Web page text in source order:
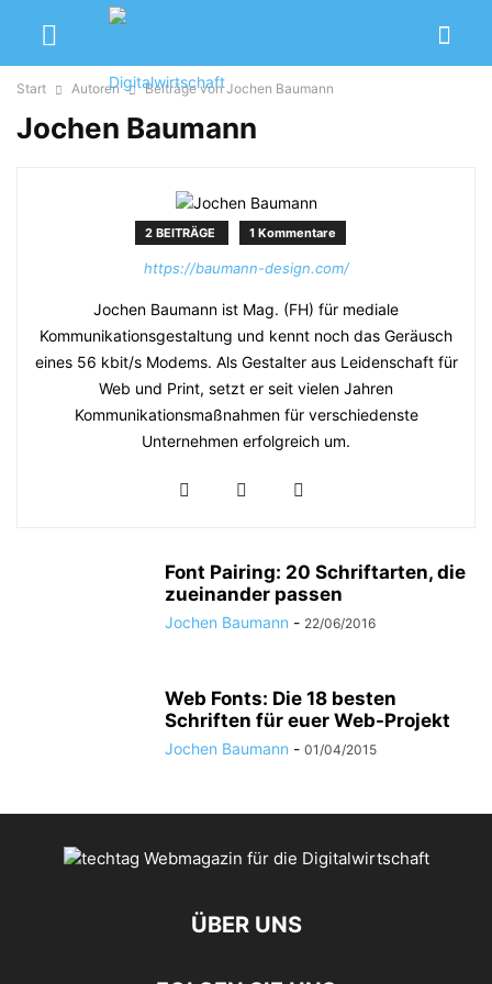
Start Autoren Beiträge von Jochen Baumann
Jochen Baumann
2 BEITRÄGE 1 Kommentare
https://baumann-design.com/
Jochen Baumann ist Mag. (FH) für mediale
Kommunikationsgestaltung und kennt noch das Geräusch
eines 56 kbit/s Modems. Als Gestalter aus Leidenschaft für
Web und Print, setzt er seit vielen Jahren
Kommunikationsmaßnahmen für verschiedenste
Unternehmen erfolgreich um.
Font Pairing: 20 Schriftarten, die
zueinander passen
Jochen Baumann - 22/06/2016
Web Fonts: Die 18 besten
Schriften für euer Web-Projekt
Jochen Baumann - 01/04/2015
ÜBER UNS